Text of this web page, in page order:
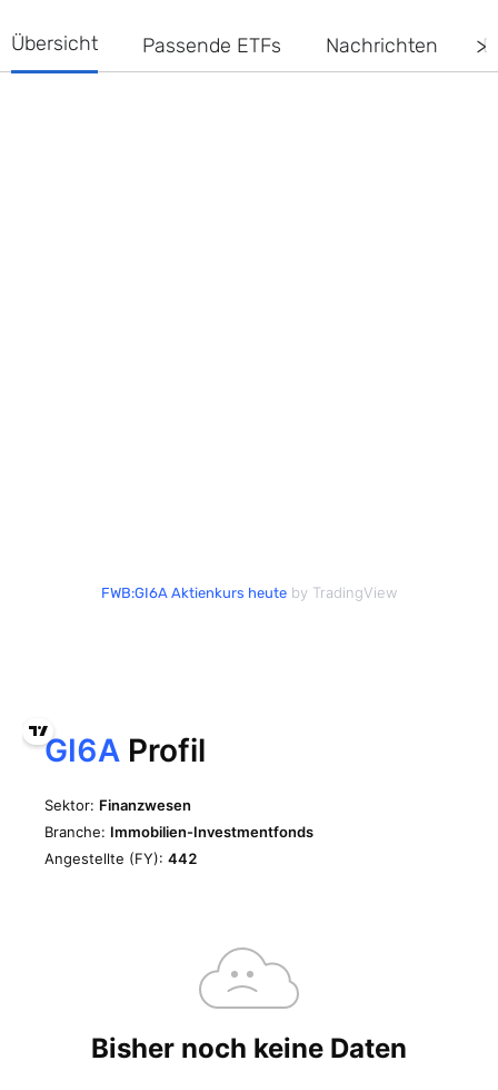
Übersicht Passende ETFs Nachrichten
FWB:GI6A Aktienkurs heute by TradingView